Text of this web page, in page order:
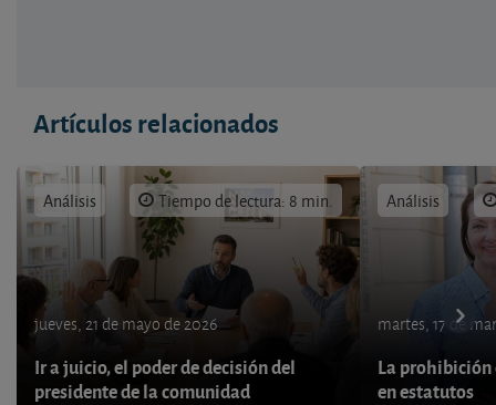
Artículos relacionados
Análisis Tiempo de lectura: 8 min.
jueves, 21 de mayo de 2026
Ir a juicio, el poder de decisión del
presidente de la comunidad
Análisis
martes, 17 de
La
en estatutos